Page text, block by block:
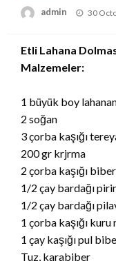
admin
Posted
30
Etli Lahana
Malzemeler:
1 büyük boy
2 soğan
3 çorba kaşığı
200 gr krjrma
2 çorba kaşığı biber
1/2 çay bardağı
1/2 çay bardağı
1 çorba kaşığı kuru
1 çay kaşığı pul
Tuz, karabiber